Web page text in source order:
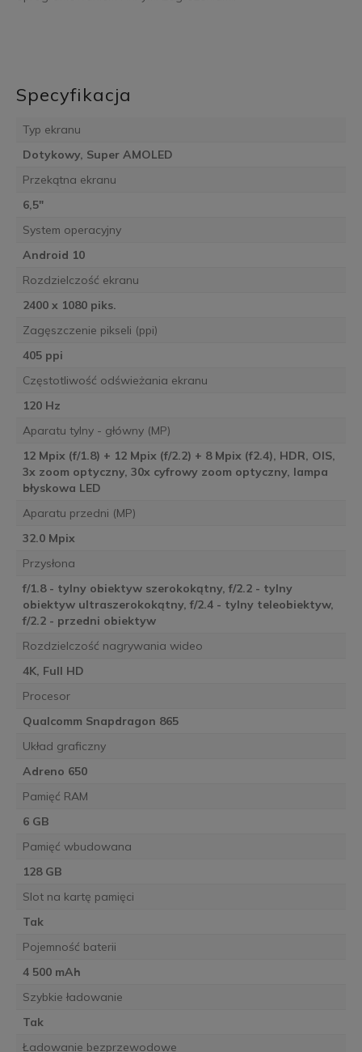
Specyfikacja
Typ ekranu
Dotykowy, Super AMOLED
Przekątna ekranu
6,5"
System operacyjny
Android 10
Rozdzielczość ekranu
2400 x 1080 piks.
Zagęszczenie pikseli (ppi)
405 ppi
Częstotliwość odświeżania ekranu
120 Hz
Aparatu tylny - główny (MP)
12 Mpix (f/1.8) + 12 Mpix (f/2.2) + 8 Mpix (f2.4), HDR, OIS,
3x zoom optyczny, 30x cyfrowy zoom optyczny, lampa
błyskowa LED
Aparatu przedni (MP)
32.0 Mpix
Przysłona
f/1.8 - tylny obiektyw szerokokątny, f/2.2 - tylny
obiektyw ultraszerokokątny, f/2.4 - tylny teleobiektyw,
f/2.2 - przedni obiektyw
Rozdzielczość nagrywania wideo
4K, Full HD
Procesor
Qualcomm Snapdragon 865
Układ graficzny
Adreno 650
Pamięć RAM
6 GB
Pamięć wbudowana
128 GB
Slot na kartę pamięci
Tak
Pojemność baterii
4 500 mAh
Szybkie ładowanie
Tak
Ładowanie bezprzewodowe